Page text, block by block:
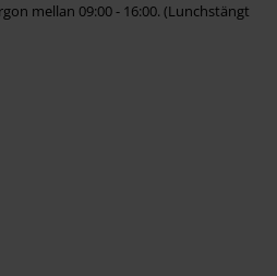
mellan 09:00 - 16:00. (Lunchstängt